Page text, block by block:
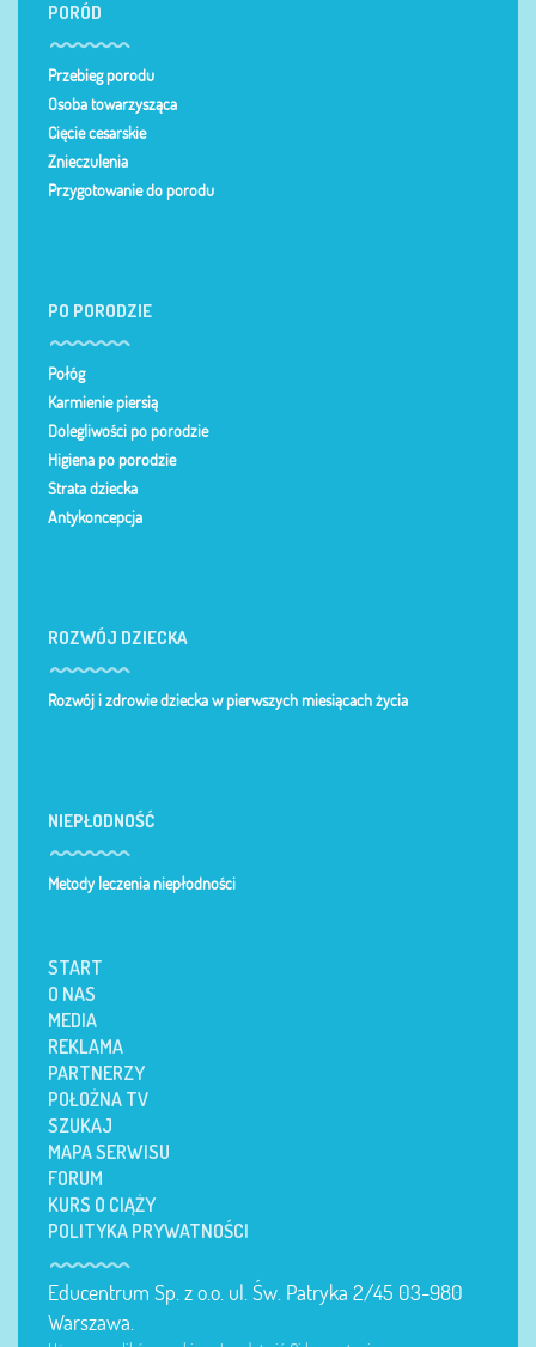
PORÓD
Przebieg porodu
Osoba towarzysząca
Cięcie cesarskie
Znieczulenia
Przygotowanie do porodu
PO PORODZIE
Połóg
Karmienie piersią
Dolegliwości po porodzie
Higiena po porodzie
Strata dziecka
Antykoncepcja
ROZWÓJ DZIECKA
Rozwój i zdrowie dziecka w pierwszych miesiącach życia
NIEPŁODNOŚĆ
Metody leczenia niepłodności
START
O NAS
MEDIA
REKLAMA
PARTNERZY
POŁOŻNA TV
SZUKAJ
MAPA SERWISU
FORUM
KURS O CIĄŻY
POLITYKA PRYWATNOŚCI
Educentrum Sp. z o.o. ul. Św. Patryka 2/45 03-980
Warszawa.